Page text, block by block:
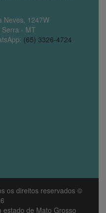
Neves, 1247W
- MT
(65) 3326-4724
os direitos reservados ©
de Mato Grosso